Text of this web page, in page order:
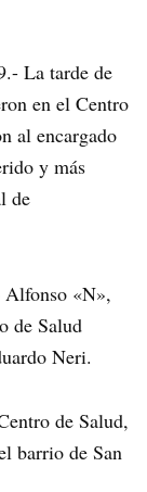
La tarde de
en el Centro
al encargado
y más
de
Alfonso «N»,
de Salud
Neri.
de Salud,
barrio de San